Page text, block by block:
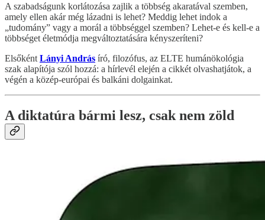
A szabadságunk korlátozása zajlik a többség akaratával szemben,
amely ellen akár még lázadni is lehet? Meddig lehet indok a
„tudomány” vagy a morál a többséggel szemben? Lehet-e és kell-e a
többséget életmódja megváltoztatására kényszeríteni?
Elsőként Lányi András író, filozófus, az ELTE humánökológia
szak alapítója szól hozzá: a hírlevél elején a cikkét olvashatjátok, a
végén a közép-európai és balkáni dolgainkat.
A diktatúra bármi lesz, csak nem zöld